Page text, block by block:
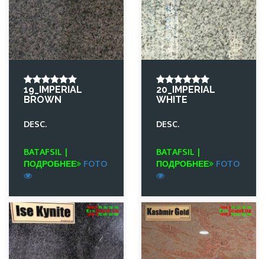
19_IMPERIAL
BROWN
DESC.
BATAFSIL |
ПОДРОБНЕЕ
FOTO
20_IMPERIAL
WHITE
DESC.
BATAFSIL |
ПОДРОБНЕЕ
FOTO